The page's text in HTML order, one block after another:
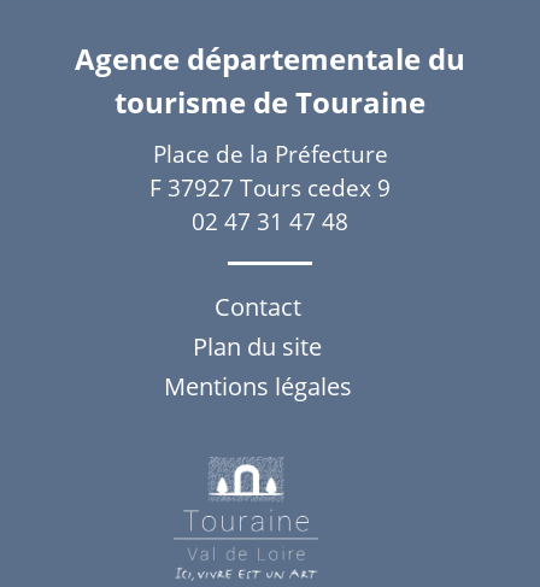
Agence départementale du
tourisme de Touraine
Place de la Préfecture
F 37927 Tours cedex 9
02 47 31 47 48
Contact
Plan du site
Mentions légales